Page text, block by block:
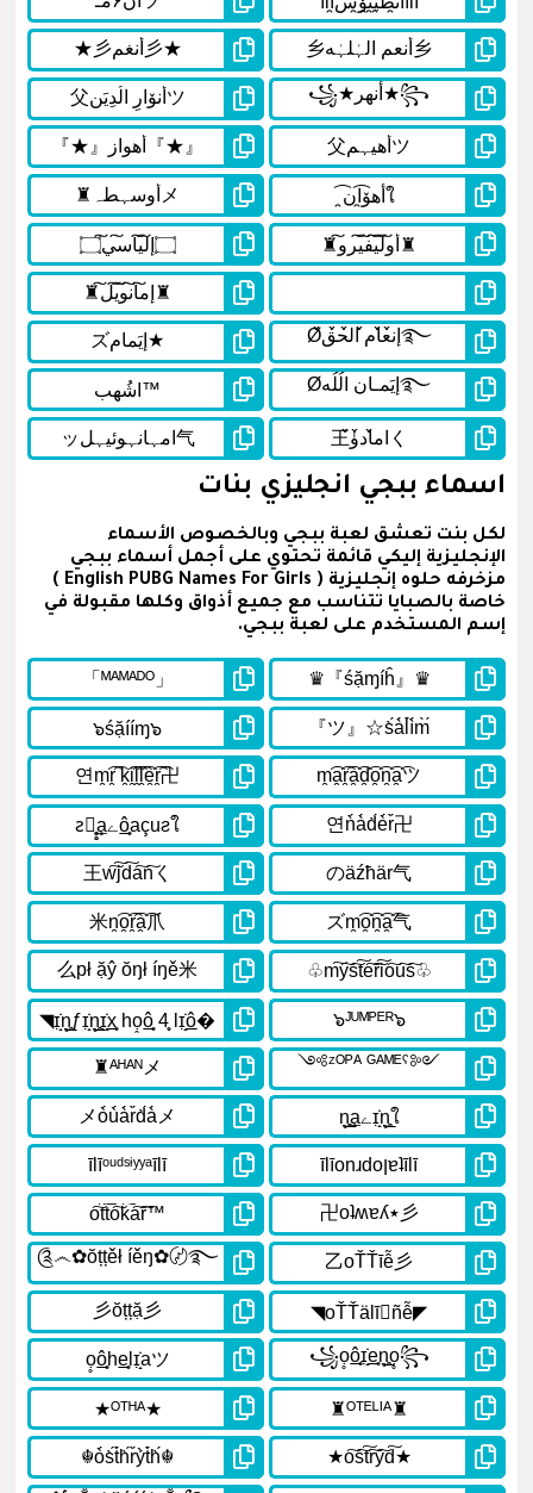
اسماء ببجي انجليزي بنات
لكل بنت تعشق لعبة ببجي وبالخصوص الأسماء
الإنجليزية إليكي قائمة تحتوي على أجمل أسماء ببجي
مزخرفه حلوه إنجليزية ( English PUBG Names For Girls )
خاصة بالصبايا تتناسب مع جميع أذواق وكلها مقبولة في
إسم المستخدم على لعبة ببجي.